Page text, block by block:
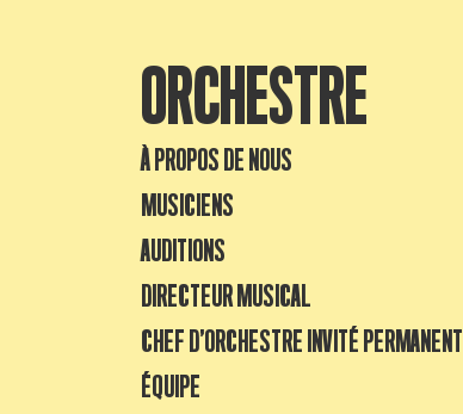
ORCHESTRE
À PROPOS DE NOUS
MUSICIENS
AUDITIONS
DIRECTEUR MUSICAL
CHEF D’ORCHESTRE INVITÉ PERMANENT
ÉQUIPE